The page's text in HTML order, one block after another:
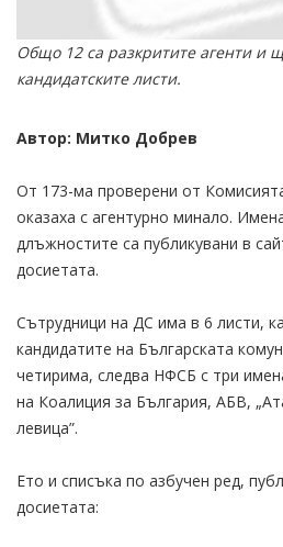
Общо 12 са разкритите агенти и
кандидатските листи.
Автор: Митко Добрев
От 173-ма проверени от
оказаха с агентурно минало.
длъжностите са публикувани в
досиетата.
Сътрудници на ДС има в 6 листи,
кандидатите на Българската
четирима, следва НФСБ с три
на Коалиция за България, АБВ,
левица”.
Ето и списъка по азбучен ред,
досиетата: